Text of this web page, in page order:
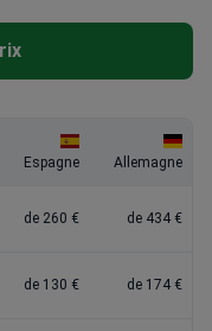
Espagne Allemagne
de 260 € de 434 €
de 130 € de 174 €